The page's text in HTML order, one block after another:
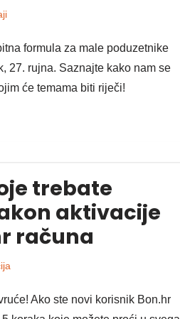
formula za male poduzetnike
27. rujna. Saznajte kako nam se
će temama biti riječi!
trebate
aktivacije
računa
Ako ste novi korisnik Bon.hr